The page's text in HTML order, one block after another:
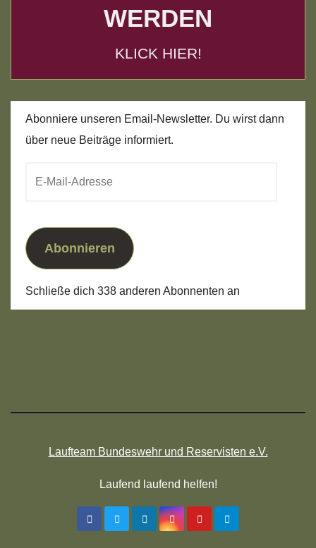
WERDEN
KLICK HIER!
Abonniere unseren Email-Newsletter. Du wirst dann
über neue Beiträge informiert.
Abonnieren
Schließe dich 338 anderen Abonnenten an
Laufteam Bundeswehr und Reservisten e.V.
Laufend laufend helfen!